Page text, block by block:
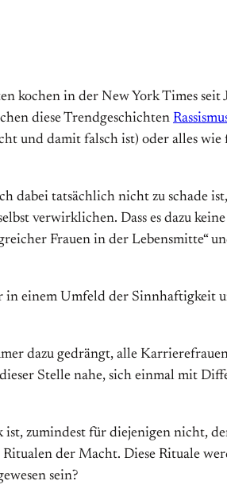
kochen in der New York Times
diese Trendgeschichten
und damit falsch ist) oder alles
dabei tatsächlich nicht zu schade
verwirklichen. Dass es dazu
Frauen in der Lebensmitte“
einem Umfeld der Sinnhaftigkeit
dazu gedrängt, alle
Stelle nahe, sich einmal mit
zumindest für diejenigen nicht,
der Macht. Diese Rituale
sein?